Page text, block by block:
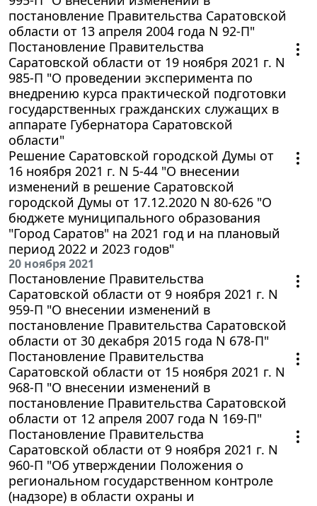
постановление Правительства Саратовской
области от 13 апреля 2004 года N 92-П"
Постановление Правительства
Саратовской области от 19 ноября 2021 г. N
985-П "О проведении эксперимента по
внедрению курса практической подготовки
государственных гражданских служащих в
аппарате Губернатора Саратовской
области"
Решение Саратовской городской Думы от
16 ноября 2021 г. N 5-44 "О внесении
изменений в решение Саратовской
городской Думы от 17.12.2020 N 80-626 "О
бюджете муниципального образования
"Город Саратов" на 2021 год и на плановый
период 2022 и 2023 годов"
20 ноября 2021
Постановление Правительства
Саратовской области от 9 ноября 2021 г. N
959-П "О внесении изменений в
постановление Правительства Саратовской
области от 30 декабря 2015 года N 678-П"
Постановление Правительства
Саратовской области от 15 ноября 2021 г. N
968-П "О внесении изменений в
постановление Правительства Саратовской
области от 12 апреля 2007 года N 169-П"
Постановление Правительства
Саратовской области от 9 ноября 2021 г. N
960-П "Об утверждении Положения о
региональном государственном контроле
(надзоре) в области охраны и